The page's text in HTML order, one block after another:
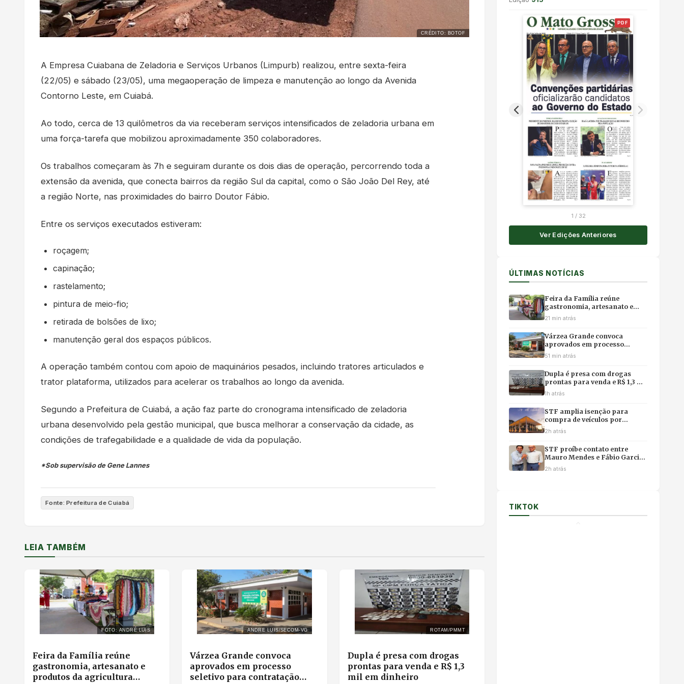
CRÉDITO: BOTOF
A Empresa Cuiabana de Zeladoria e Serviços Urbanos (Limpurb) realizou, entre sexta-feira
(22/05) e sábado (23/05), uma megaoperação de limpeza e manutenção ao longo da Avenida
Contorno Leste, em Cuiabá.
Ao todo, cerca de 13 quilômetros da via receberam serviços intensificados de zeladoria urbana em
uma força-tarefa que mobilizou aproximadamente 350 colaboradores.
Os trabalhos começaram às 7h e seguiram durante os dois dias de operação, percorrendo toda a
extensão da avenida, que conecta bairros da região Sul da capital, como o São João Del Rey, até
a região Norte, nas proximidades do bairro Doutor Fábio.
Entre os serviços executados estiveram:
roçagem;
capinação;
rastelamento;
pintura de meio-fio;
retirada de bolsões de lixo;
manutenção geral dos espaços públicos.
A operação também contou com apoio de maquinários pesados, incluindo tratores articulados e
trator plataforma, utilizados para acelerar os trabalhos ao longo da avenida.
Segundo a Prefeitura de Cuiabá, a ação faz parte do cronograma intensificado de zeladoria
urbana desenvolvido pela gestão municipal, que busca melhorar a conservação da cidade, as
condições de trafegabilidade e a qualidade de vida da população.
*Sob supervisão de Gene Lannes
Fonte: Prefeitura de Cuiabá
LEIA TAMBÉM
FOTO: ANDRÉ LUIS
Feira da Família reúne
gastronomia, artesanato e
produtos da agricultura
ANDRE LUIS/SECOM-VG
Várzea Grande convoca
aprovados em processo
seletivo para contratação
ROTAM/PMMT
Dupla é presa com drogas
prontas para venda e R$ 1,3
mil em dinheiro
PDF
1 / 32
Ver Edições Anteriores
ÚLTIMAS NOTÍCIAS
Feira da Família reúne
gastronomia, artesanato e
produtos da agricultura
21 min atrás
Várzea Grande convoca
aprovados em processo
seletivo para contratação
51 min atrás
Dupla é presa com drogas
prontas para venda e R$ 1,3 mil
em dinheiro
1h atrás
STF amplia isenção para
compra de veículos por
pessoas com deficiência e TEA
2h atrás
STF proíbe contato entre
Mauro Mendes e Fábio Garcia
durante investigação da
2h atrás
TIKTOK